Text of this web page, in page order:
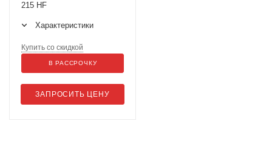
215 HF
Характеристики
ЗАПРОСИТЬ ЦЕНУ
Купить со скидкой
В РАССРОЧКУ